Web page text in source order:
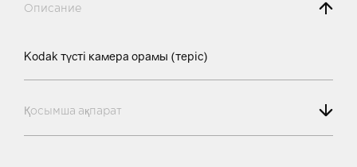
Описание
Kodak түсті камера орамы (теріс)
Қосымша ақпарат